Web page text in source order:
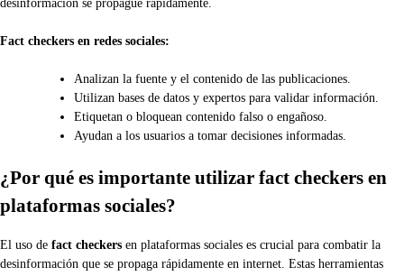
desinformación se propague rápidamente.
Fact checkers en redes sociales:
Analizan la fuente y el contenido de las publicaciones.
Utilizan bases de datos y expertos para validar información.
Etiquetan o bloquean contenido falso o engañoso.
Ayudan a los usuarios a tomar decisiones informadas.
¿Por qué es importante utilizar fact checkers en
plataformas sociales?
El uso de fact checkers en plataformas sociales es crucial para combatir la
desinformación que se propaga rápidamente en internet. Estas herramientas